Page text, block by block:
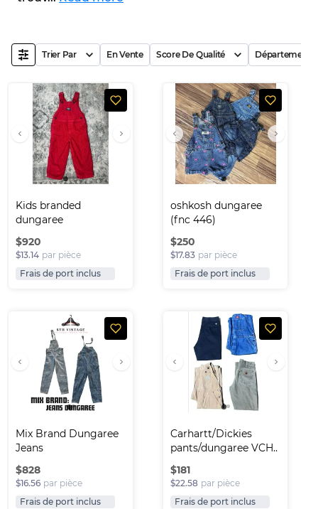
Trier Par En Vente Score De Qualité Département
Kids branded
dungaree
$920
$13.14 par pièce
Frais de port inclus
oshkosh dungaree
(fnc 446)
$250
$17.83 par pièce
Frais de port inclus
Mix Brand Dungaree
Jeans
$828
$16.56 par pièce
Frais de port inclus
Carhartt/Dickies
pants/dungaree VCH..
$181
$22.58 par pièce
Frais de port inclus